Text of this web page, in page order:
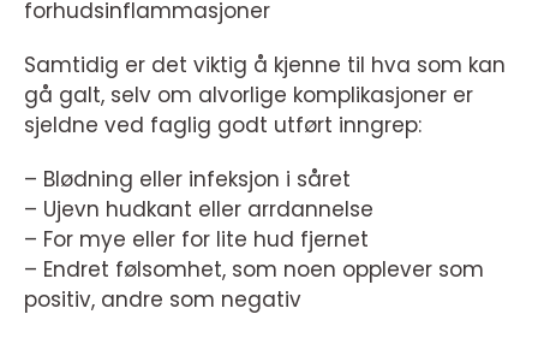
forhudsinflammasjoner
Samtidig er det viktig å kjenne til hva som kan
gå galt, selv om alvorlige komplikasjoner er
sjeldne ved faglig godt utført inngrep:
– Blødning eller infeksjon i såret
– Ujevn hudkant eller arrdannelse
– For mye eller for lite hud fjernet
– Endret følsomhet, som noen opplever som
positiv, andre som negativ